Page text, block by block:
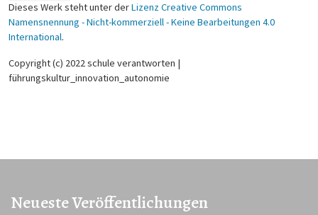
Dieses Werk steht unter derLizenz Creative Commons
Namensnennung - Nicht-kommerziell - Keine Bearbeitungen 4.0
International.
Copyright (c) 2022 schule verantworten |
führungskultur_innovation_autonomie
Neueste Veröffentlichungen